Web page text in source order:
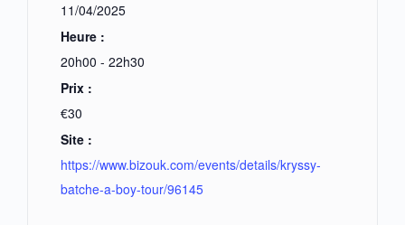
11/04/2025
Heure :
20h00 - 22h30
Prix :
€30
Site :
https://www.bizouk.com/events/details/kryssy-
batche-a-boy-tour/96145